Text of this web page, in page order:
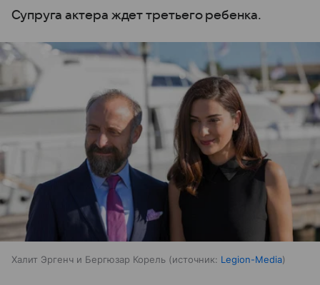
Супруга актера ждет третьего ребенка.
Халит Эргенч и Бергюзар Корель источник: Legion-Media